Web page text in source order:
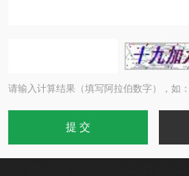
请输入计算结果（填写阿拉伯数字），如